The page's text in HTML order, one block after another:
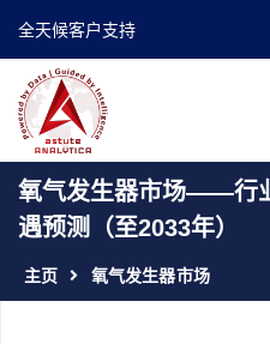
全天候客户支持
氧气发生器市场——行
遇预测（至2033年）
主页 氧气发生器市场